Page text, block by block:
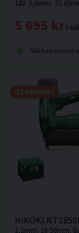
7
5 695 kr
Skickas normalt
HiKOKI
Q3 KAMPANJ